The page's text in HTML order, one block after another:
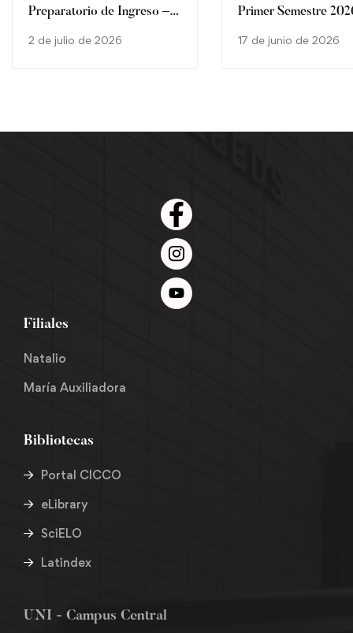
Preparatorio de Ingreso –
2 de julio de 2026
Primer Semestre
17 de junio de 2026
Filiales
Natalio
María Auxiliadora
Bibliotecas
Portal CICCO
eLibrary
SciELO
Latindex
UNI - Campus Central